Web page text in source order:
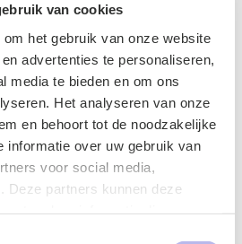
van cookies
het gebruik van onze website
advertenties te personaliseren,
media te bieden en om ons
Het analyseren van onze
en behoort tot de noodzakelijke
informatie over uw gebruik van
voor social media,
Deze partners kunnen deze
editie van Data,
(DCSP) - Juli 2026
Newsletter January 2026 -
editie van Data,
(DCSP) - 23-01-2026
is verplicht, en dat brengt
- 06-01-2026